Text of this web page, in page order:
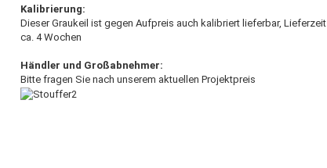
Kalibrierung:
Dieser Graukeil ist gegen Aufpreis auch kalibriert lieferbar, Lieferzeit
ca. 4 Wochen
Händler und Großabnehmer:
Bitte fragen Sie nach unserem aktuellen Projektpreis